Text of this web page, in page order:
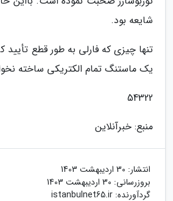
شایعه بود.
تنها چیزی که فارلی به طور قطع
یک ماستنگ تمام الکتریکی ساخته
54322
منبع: خبرآنلاین
انتشار: 30 اردیبهشت 1403
بروزرسانی: 30 اردیبهشت 1403
گردآورنده: istanbulnet65.ir